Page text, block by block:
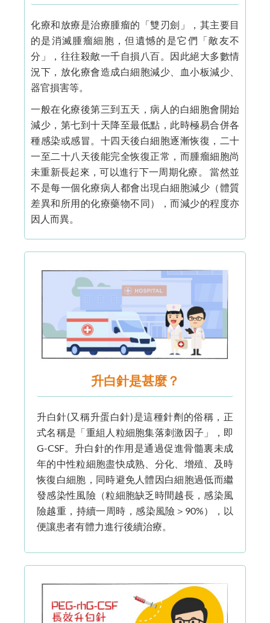
化療和放療是治療腫瘤的「雙刃劍」，其主要目
的是消滅腫瘤細胞，但遺憾的是它們「敵友不
分」，往往殺敵一千自損八百。因此絕大多數情
況下，放化療會造成白細胞減少、血小板減少、
器官損害等。
一般在化療後第三到五天，病人的白細胞會開始
減少，第七到十天降至最低點，此時極易合併各
種感染或感冒。十四天後白細胞逐漸恢復，二十
一至二十八天後能完全恢復正常，而腫瘤細胞尚
未重新長起來，可以進行下一周期化療。 當然並
不是每一個化療病人都會出現白細胞減少（體質
差異和所用的化療藥物不同），而減少的程度亦
因人而異。
升白針是甚麼？
升白針(又稱升蛋白針)是這種針劑的俗稱，正
式名稱是「重組人粒細胞集落刺激因子」，即
G-CSF。升白針的作用是通過促進骨髓裏未成
年的中性粒細胞盡快成熟、分化、增殖、及時
恢復白細胞，同時避免人體因白細胞過低而繼
發感染性風險（粒細胞缺乏時間越長，感染風
險越重，持續一周時，感染風險＞90%），以
便讓患者有體力進行後續治療。